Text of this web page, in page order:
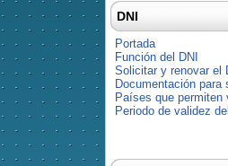
DNI
Portada
Función del DNI
Solicitar y renovar el
Documentación para
Países que permiten
Periodo de validez